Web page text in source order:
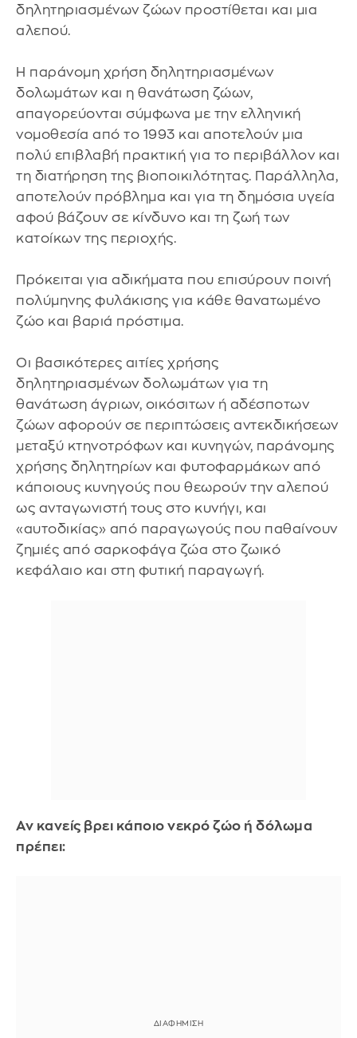
δηλητηριασμένων ζώων προστίθεται και μια
αλεπού.
Η παράνομη χρήση δηλητηριασμένων
δολωμάτων και η θανάτωση ζώων,
απαγορεύονται σύμφωνα με την ελληνική
νομοθεσία από το 1993 και αποτελούν μια
πολύ επιβλαβή πρακτική για το περιβάλλον και
τη διατήρηση της βιοποικιλότητας. Παράλληλα,
αποτελούν πρόβλημα και για τη δημόσια υγεία
αφού βάζουν σε κίνδυνο και τη ζωή των
κατοίκων της περιοχής.
Πρόκειται για αδικήματα που επισύρουν ποινή
πολύμηνης φυλάκισης για κάθε θανατωμένο
ζώο και βαριά πρόστιμα.
Οι βασικότερες αιτίες χρήσης
δηλητηριασμένων δολωμάτων για τη
θανάτωση άγριων, οικόσιτων ή αδέσποτων
ζώων αφορούν σε περιπτώσεις αντεκδικήσεων
μεταξύ κτηνοτρόφων και κυνηγών, παράνομης
χρήσης δηλητηρίων και φυτοφαρμάκων από
κάποιους κυνηγούς που θεωρούν την αλεπού
ως ανταγωνιστή τους στο κυνήγι, και
«αυτοδικίας» από παραγωγούς που παθαίνουν
ζημιές από σαρκοφάγα ζώα στο ζωικό
κεφάλαιο και στη φυτική παραγωγή.
Αν κανείς βρει κάποιο νεκρό ζώο ή δόλωμα
πρέπει: